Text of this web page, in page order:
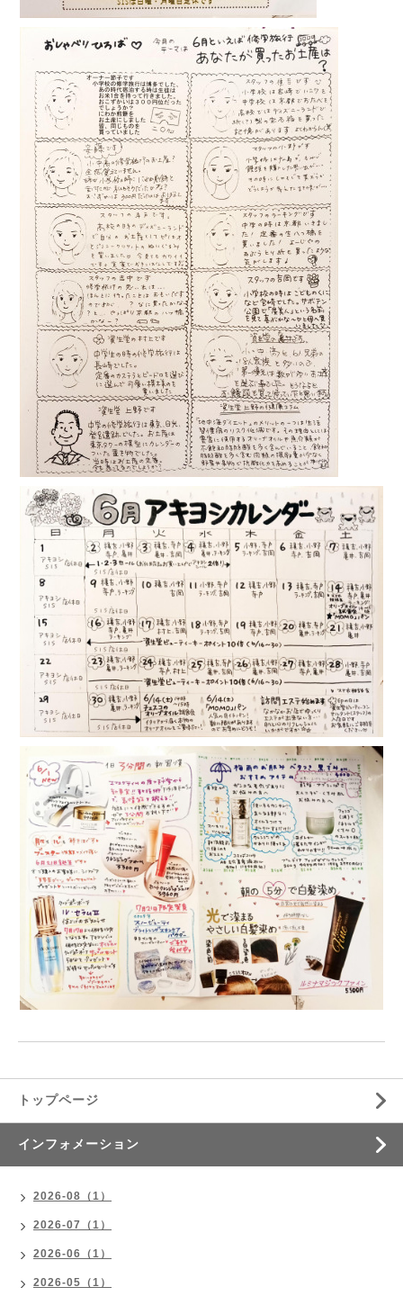
トップページ
インフォメーション
2026-08（1）
2026-07（1）
2026-06（1）
2026-05（1）